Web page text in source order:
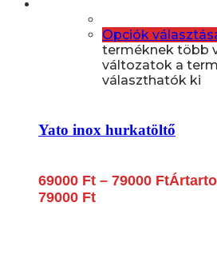
Opciók
terméknek több
változatok a
választhatók ki
Yato inox hurkatöltő
69000 Ft – 79000 Ft
79000 Ft